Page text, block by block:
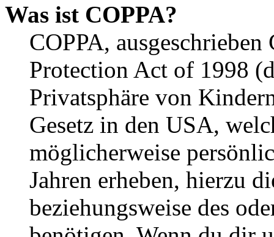
Was ist COPPA?
COPPA,
Protection Act of 1998
Privatsphäre von
Gesetz in den USA,
möglicherweise
Jahren erheben, hierzu
beziehungsweise des